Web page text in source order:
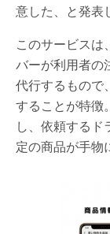
意した、と発表
このサービスは
バーが利用者の
代行するもので
することが特徴
し、依頼する
定の商品が手物